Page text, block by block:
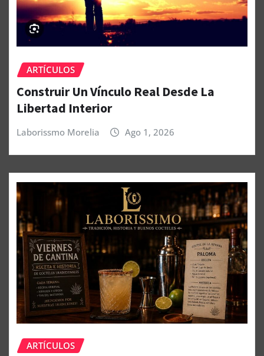
ARTÍCULOS
Construir Un Vínculo Real Desde La
Libertad Interior
Laborissmo Morelia Ago 1, 2026
ARTÍCULOS